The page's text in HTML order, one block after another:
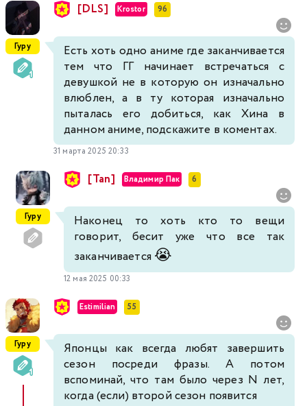
Гуру
[DLS] Krostor 96
Есть хоть одно аниме где заканчивается
тем что ГГ начинает встречаться с
девушкой не в которую он изначально
влюблен, а в ту которая изначально
пыталась его добиться, как Хина в
данном аниме, подскажите в коментах.
31 марта 2025 20:33
Гуру
[Tan] Владимир Пак 6
Наконец то хоть кто то вещи
говорит, бесит уже что все так
заканчивается 😭
12 мая 2025 00:33
Гуру
Estimilian 55
Японцы как всегда любят завершить
сезон посреди фразы. А потом
вспоминай, что там было через N лет,
когда (если) второй сезон появится